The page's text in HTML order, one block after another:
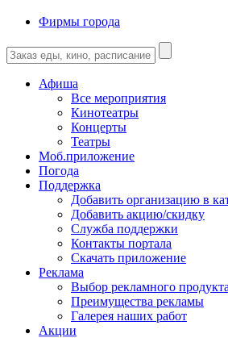
Фирмы города
Афиша
Все мероприятия
Кинотеатры
Концерты
Театры
Моб.приложение
Погода
Поддержка
Добавить организацию в
Добавить акцию/скидку
Служба поддержки
Контакты портала
Скачать приложение
Реклама
Выбор рекламного продукта
Преимущества рекламы
Галерея наших работ
Акции